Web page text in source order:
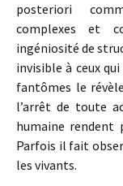
posteriori
complexes et
ingéniosité de
invisible à ceux
fantômes le
l’arrêt de toute
humaine rendent
Parfois il fait
les vivants.